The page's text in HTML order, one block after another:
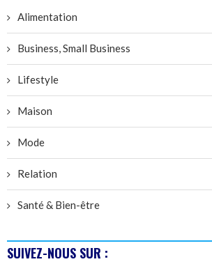
Alimentation
Business, Small Business
Lifestyle
Maison
Mode
Relation
Santé & Bien-être
SUIVEZ-NOUS SUR :